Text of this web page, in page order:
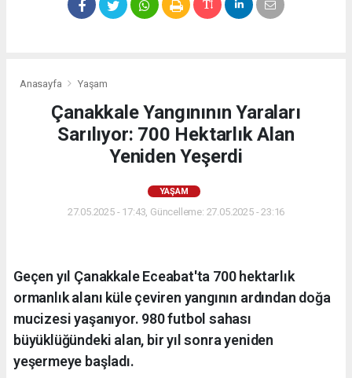
Anasayfa Yaşam
Çanakkale Yangınının Yaraları
Sarılıyor: 700 Hektarlık Alan
Yeniden Yeşerdi
YAŞAM
27.05.2025 - 17:43, Güncelleme: 27.05.2025 - 23:16
Geçen yıl Çanakkale Eceabat'ta 700 hektarlık
ormanlık alanı küle çeviren yangının ardından doğa
mucizesi yaşanıyor. 980 futbol sahası
büyüklüğündeki alan, bir yıl sonra yeniden
yeşermeye başladı.